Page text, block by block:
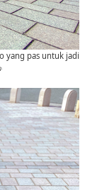
yang pas untuk jadi